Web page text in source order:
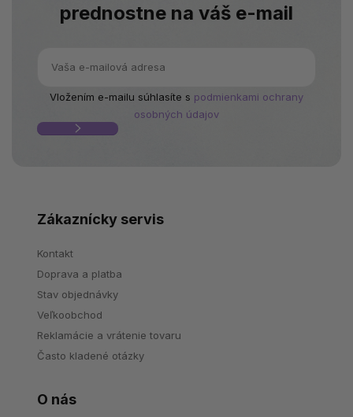
prednostne na váš e-mail
Vložením e-mailu súhlasíte s podmienkami ochrany
osobných údajov
Zákaznícky servis
Kontakt
Doprava a platba
Stav objednávky
Veľkoobchod
Reklamácie a vrátenie tovaru
Často kladené otázky
O nás